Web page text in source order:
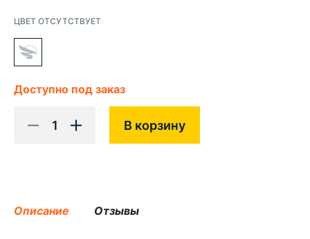
ЦВЕТ ОТСУТСТВУЕТ
Доступно под заказ
1 В корзину
Описание Отзывы